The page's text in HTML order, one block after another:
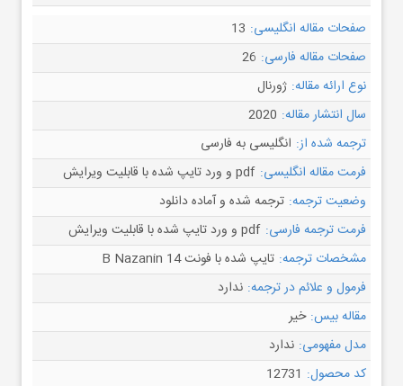
صفحات مقاله انگلیسی: 13
صفحات مقاله فارسی: 26
نوع ارائه مقاله: ژورنال
سال انتشار مقاله: 2020
ترجمه شده از: انگلیسی به فارسی
فرمت مقاله انگلیسی: pdf و ورد تایپ شده با قابلیت ویرایش
وضعیت ترجمه: ترجمه شده و آماده دانلود
فرمت ترجمه فارسی: pdf و ورد تایپ شده با قابلیت ویرایش
مشخصات ترجمه: تایپ شده با فونت B Nazanin 14
فرمول و علائم در ترجمه: ندارد
مقاله بیس: خیر
مدل مفهومی: ندارد
کد محصول: 12731